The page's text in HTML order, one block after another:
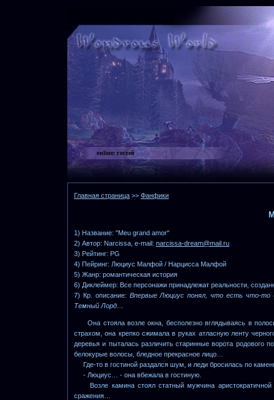
online: гостей
Главная страница >> Фанфики
1) Название: "Meu grand amor"
2) Автор: Narcissa, e-mail: narcissa-dream@mail.ru
3) Рейтинг: PG
4) Пейринг: Люциус Малфой / Нарцисса Малфой
5) Жанр: романтическая история
6) Диклеймер: Все персонажи принадлежат реальности,
7) Кр. описание: Впервые Люциус понял, что есть что-то
Темный Лорд…
Она стояла возле окна, бесполезно вглядываясь в
страхом, она крепко сжимала в руках атласную ленту
деревья и пыталась различить старинные ворота
белокурые волосы, бледное прекрасное лицо…
Где-то в гостиной раздался шум, и леди бросилась по
- Люциуc… - она вбежала в гостиную.
Возле камина стоял статный мужчина аристократичной
сражения…